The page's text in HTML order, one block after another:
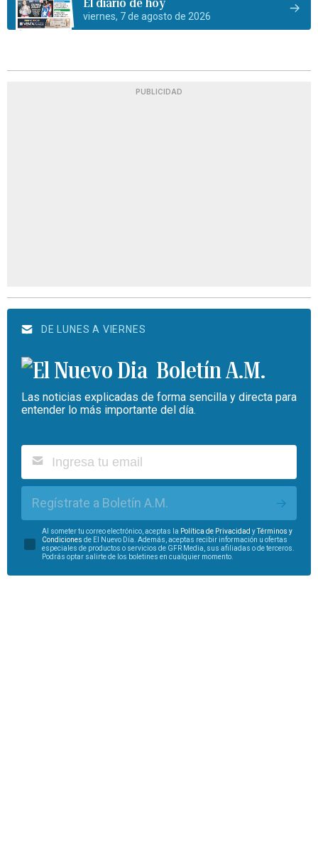
viernes, 7 de agosto de 2026
PUBLICIDAD
DE LUNES A VIERNES
Boletín A.M.
Las noticias explicadas de forma sencilla y directa para
entender lo más importante del día.
Regístrate a Boletín A.M.
Al someter tu correo electrónico, aceptas la Política de Privacidad yTérminos y
Condiciones de El Nuevo Día. Además, aceptas recibir información u ofertas
especiales de productos o servicios de GFR Media, sus afiliadas o de terceros.
Podrás optar salirte de los boletines en cualquier momento.